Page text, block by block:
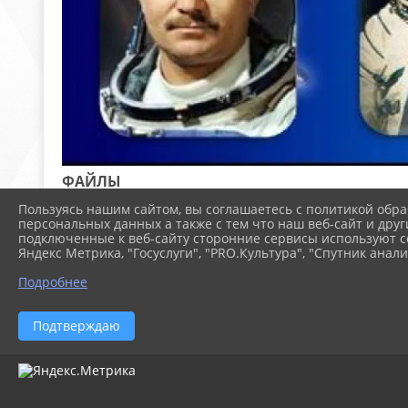
ФАЙЛЫ
Вознёсшие славу Кубани до звёздных
Пользуясь нашим сайтом, вы соглашаетесь с политикой
персональных данных а также с тем что наш веб-сайт и
подключенные к веб-сайту сторонние сервисы используют
Яндекс Метрика, "Госуслуги", "PRO.Культура", "Спутник
Подробнее
Подтверждаю